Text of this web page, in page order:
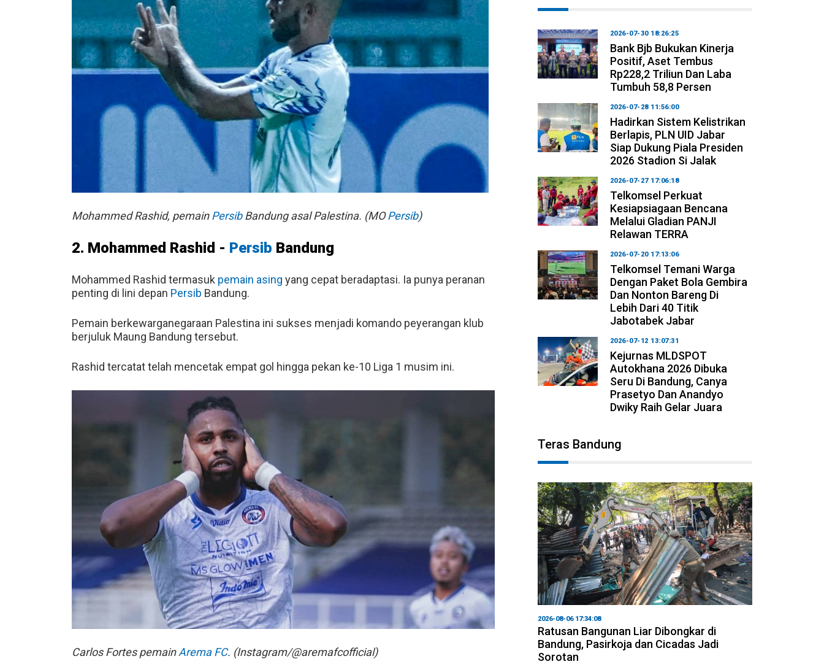
Mohammed Rashid, pemainPersibBandung asal Palestina. (MOPersib)
2. Mohammed Rashid - Persib Bandung
Mohammed Rashid termasuk pemain asing yang cepat beradaptasi. Ia punya peranan
penting di lini depan Persib Bandung.
Pemain berkewarganegaraan Palestina ini sukses menjadi komando peyerangan klub
berjuluk Maung Bandung tersebut.
Rashid tercatat telah mencetak empat gol hingga pekan ke-10 Liga 1 musim ini.
Carlos Fortes pemainArema FC. (Instagram/@aremafcofficial)
2026-07-30 18:26:25
Bank Bjb Bukukan Kinerja
Positif, Aset Tembus
Rp228,2 Triliun Dan Laba
Tumbuh 58,8 Persen
2026-07-28 11:56:00
Hadirkan Sistem Kelistrikan
Berlapis, PLN UID Jabar
Siap Dukung Piala Presiden
2026 Stadion Si Jalak
2026-07-27 17:06:18
Telkomsel Perkuat
Kesiapsiagaan Bencana
Melalui Gladian PANJI
Relawan TERRA
2026-07-20 17:13:06
Telkomsel Temani Warga
Dengan Paket Bola Gembira
Dan Nonton Bareng Di
Lebih Dari 40 Titik
Jabotabek Jabar
2026-07-12 13:07:31
Kejurnas MLDSPOT
Autokhana 2026 Dibuka
Seru Di Bandung, Canya
Prasetyo Dan Anandyo
Dwiky Raih Gelar Juara
Teras Bandung
2026-08-06 17:34:08
Ratusan Bangunan Liar Dibongkar di
Bandung, Pasirkoja dan Cicadas Jadi
Sorotan